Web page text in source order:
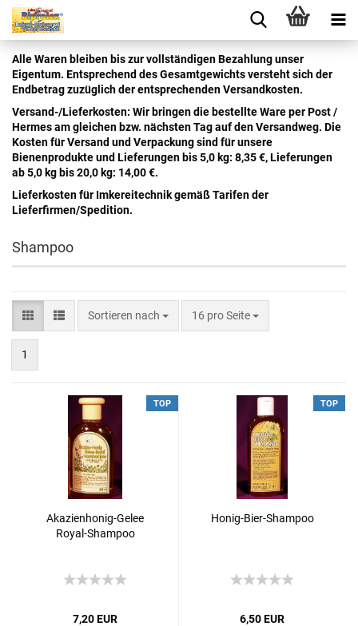
Alle Waren bleiben bis zur vollständigen Bezahlung unser
Eigentum. Entsprechend des Gesamtgewichts versteht sich der
Endbetrag zuzüglich der entsprechenden Versandkosten.
Versand-/Lieferkosten: Wir bringen die bestellte Ware per Post /
Hermes am gleichen bzw. nächsten Tag auf den Versandweg. Die
Kosten für Versand und Verpackung sind für unsere
Bienenprodukte und Lieferungen bis 5,0 kg: 8,35 €, Lieferungen
ab 5,0 kg bis 20,0 kg: 14,00 €.
Lieferkosten für Imkereitechnik gemäß Tarifen der
Lieferfirmen/Spedition.
Shampoo
Sortieren nach 16 pro Seite
1
TOP
Akazienhonig-Gelee
Royal-Shampoo
7,20 EUR
TOP
Honig-Bier-Shampoo
6,50 EUR